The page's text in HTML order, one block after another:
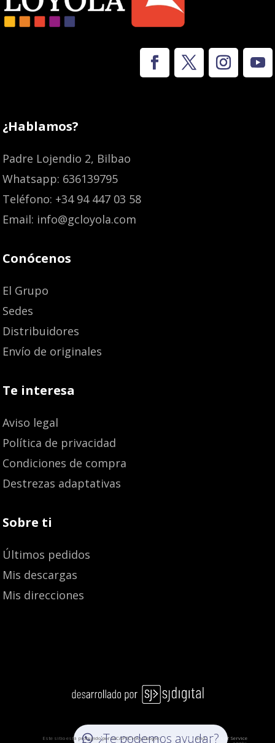
¿Hablamos?
Padre Lojendio 2, Bilbao
Whatsapp: 636139795
Teléfono: +34 94 447 03 58
Email: info@gcloyola.com
Conócenos
El Grupo
Sedes
Distribuidores
Envío de originales
Te interesa
Aviso legal
Política de privacidad
Condiciones de compra
Destrezas adaptativas
Sobre ti
Últimos pedidos
Mis descargas
Mis direcciones
¿Te podemos ayudar?
Este sitio está protegido por reCAPTCHA y Google:Privacy Policy andTerms of Service